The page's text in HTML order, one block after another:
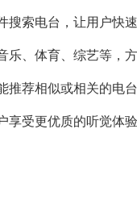
索电台，让用户快
、体育、综艺等，
荐相似或相关的电台
受更优质的听觉体验